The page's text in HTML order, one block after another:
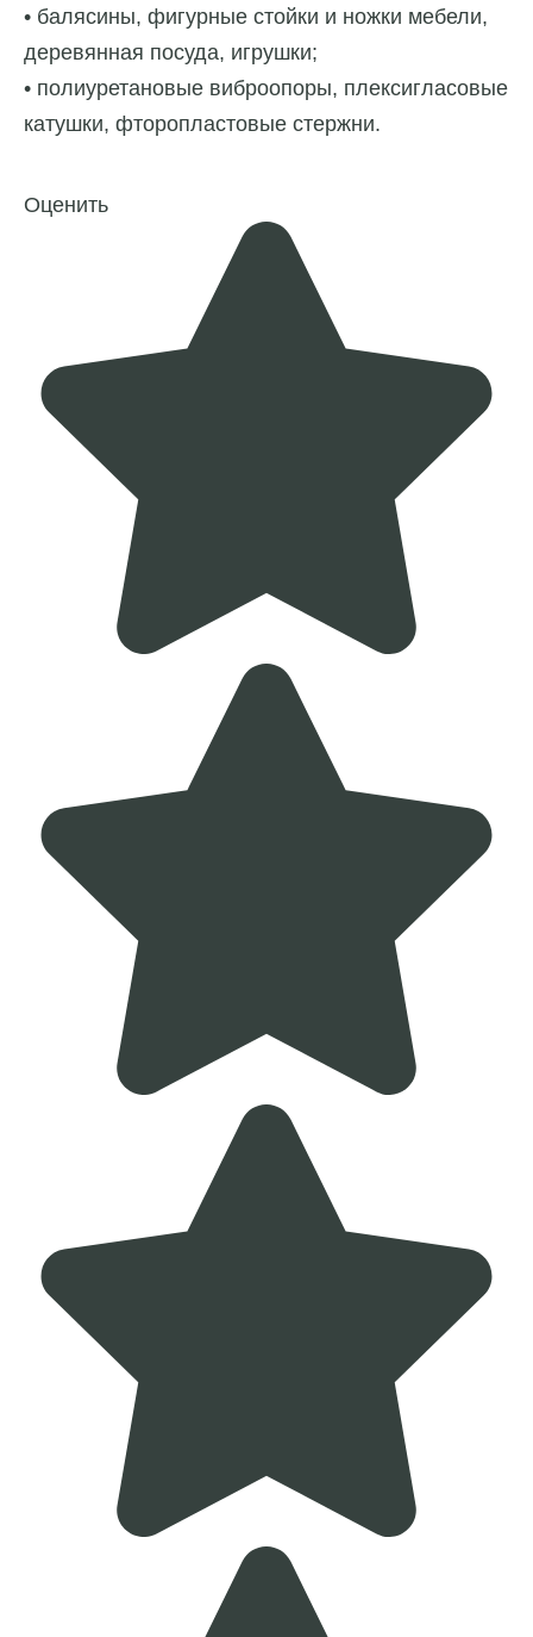
• балясины, фигурные стойки и ножки мебели,
деревянная посуда, игрушки;
• полиуретановые виброопоры, плексигласовые
катушки, фторопластовые стержни.
Оценить